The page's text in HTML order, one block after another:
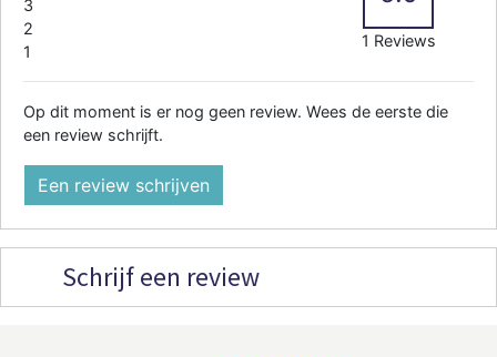
3
2
1
1 Reviews
Op dit moment is er nog geen review. Wees de eerste die
een review schrijft.
Een review schrijven
Schrijf een review